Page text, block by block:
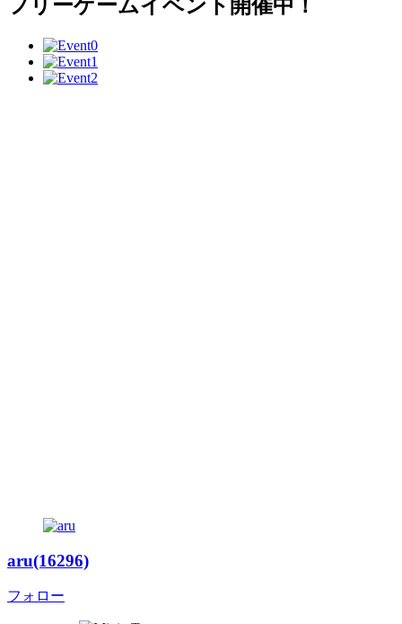
フリーゲームイベント開催中！
aru(16296)
フォロー